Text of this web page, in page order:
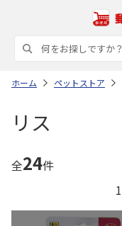
ホーム ペットストア
リス
全24件